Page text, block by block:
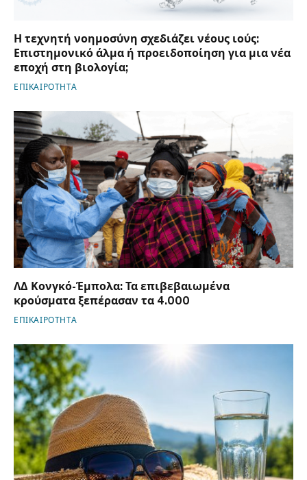
Η τεχνητή νοημοσύνη σχεδιάζει νέους ιούς:
Επιστημονικό άλμα ή προειδοποίηση για μια νέα
εποχή στη βιολογία;
ΕΠΙΚΑΙΡΟΤΗΤΑ
ΛΔ Κονγκό-Έμπολα: Τα επιβεβαιωμένα
κρούσματα ξεπέρασαν τα 4.000
ΕΠΙΚΑΙΡΟΤΗΤΑ